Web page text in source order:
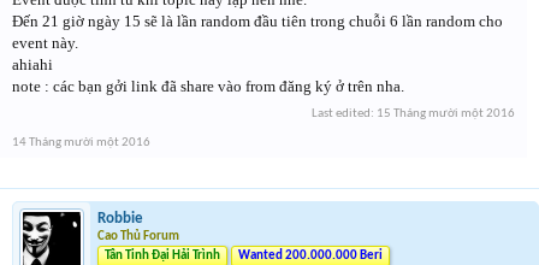
Đến 21 giờ ngày 15 sẽ là lần random đầu tiên trong chuỗi 6 lần random cho
event này.
ahiahi
note : các bạn gởi link đã share vào from đăng ký ở trên nha.
Last edited: 15 Tháng mười một 2016
14 Tháng mười một 2016
Robbie
Cao Thủ Forum
Tân Tinh Đại Hải Trình
Wanted 200.000.000 Beri